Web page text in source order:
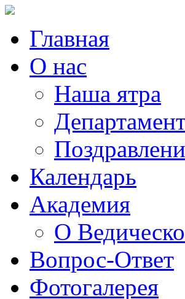
Главная
О нас
Наша ятра
Календарь
Академия
О
Вопрос-Ответ
Фотогалерея